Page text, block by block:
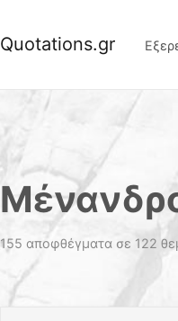
Quotations.gr
155 αποφθέγματα σε 122